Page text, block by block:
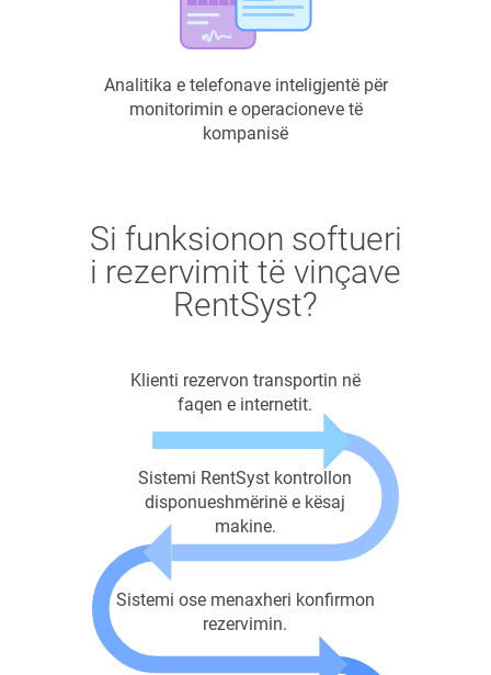
Analitika e telefonave inteligjentë për
monitorimin e operacioneve të
kompanisë
Si funksionon softueri
i rezervimit të vinçave
RentSyst?
Klienti rezervon transportin në
faqen e internetit.
Sistemi RentSyst kontrollon
disponueshmërinë e kësaj
makine.
Sistemi ose menaxheri konfirmon
rezervimin.